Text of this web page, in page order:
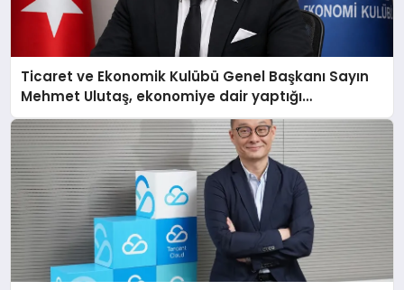
Ticaret ve Ekonomik Kulübü Genel Başkanı Sayın
Mehmet Ulutaş, ekonomiye dair yaptığı
açıklamada şunları kaydetti: